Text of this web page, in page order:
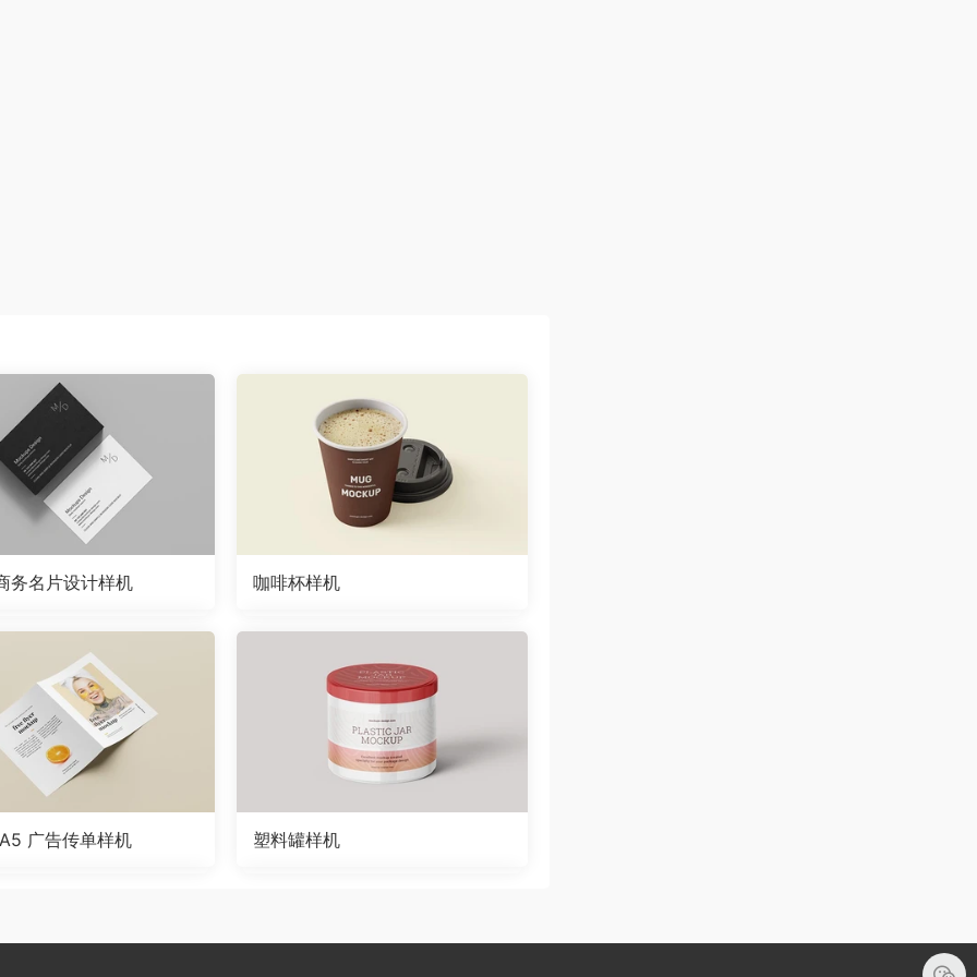
务名片设计样机 咖啡杯样机
广告传单样机 塑料罐样机